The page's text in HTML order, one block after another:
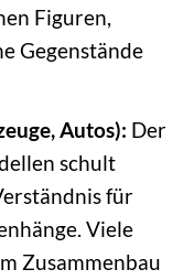
Figuren,
Gegenstände
Autos): Der
schult
für
Viele
Zusammenbau